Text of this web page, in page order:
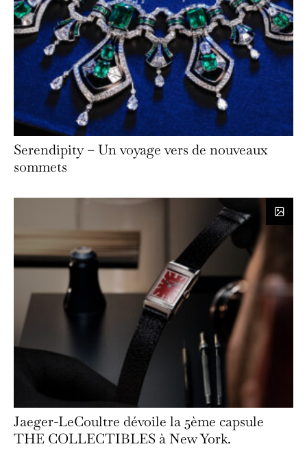
Serendipity – Un voyage vers de nouveaux
sommets
Jaeger-LeCoultre dévoile la 5ème capsule
THE COLLECTIBLES à New York.